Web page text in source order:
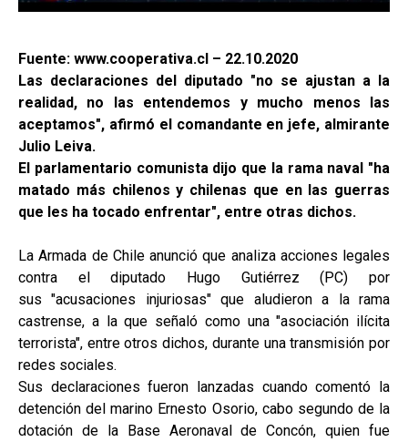
Fuente: www.cooperativa.cl – 22.10.2020
Las declaraciones del diputado "no se ajustan a la
realidad, no las entendemos y mucho menos las
aceptamos", afirmó el comandante en jefe, almirante
Julio Leiva.
El parlamentario comunista dijo que la rama naval "ha
matado más chilenos y chilenas que en las guerras
que les ha tocado enfrentar", entre otras dichos.
La Armada de Chile anunció que analiza acciones legales
contra el diputado Hugo Gutiérrez (PC) por
sus "acusaciones injuriosas" que aludieron a la rama
castrense, a la que señaló como una "asociación ilícita
terrorista", entre otros dichos, durante una transmisión por
redes sociales.
Sus declaraciones fueron lanzadas cuando comentó la
detención del marino Ernesto Osorio, cabo segundo de la
dotación de la Base Aeronaval de Concón, quien fue